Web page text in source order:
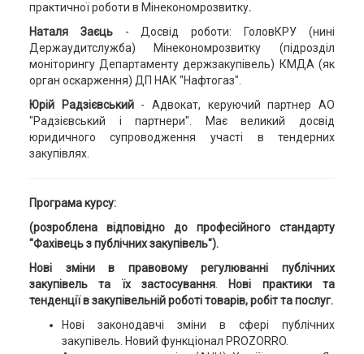
практичної роботи в Мінекономрозвитку.
Наталя Заєць- Досвід роботи: ГоловКРУ (нині
Держаудитслужба) Мінекономрозвитку (підрозділ
моніторингу Департаменту держзакупівель) КМДА (як
орган оскарження) ДП НАК "Нафтогаз".
Юрій Радзієвський- Адвокат, керуючий партнер АО
"Радзієвський і партнери". Має великий досвід
юридичного супроводження участі в тендерних
закупівлях.
Програма курсу:
(розроблена відповідно до професійного стандарту
"Фахівець з публічних закупівель").
Нові зміни в правовому регулюванні публічних
закупівель та їх застосування.
Нові практики та
тенденції в закупівельній роботі товарів, робіт та послуг.
Нові законодавчі зміни в сфері публічних
закупівель. Новий функціонал PROZORRO.